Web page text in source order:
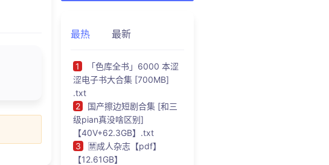
最热 最新
1
「色库全书」6000 本涩
涩电子书大合集 [700MB]
.txt
2
国产擦边短剧合集 [和三
级pian真没啥区别]
【40V+62.3GB】.txt
3
🈲成人杂志【pdf】
【12.61GB】